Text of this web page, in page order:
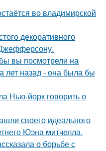
во владимирской
декоративного
вы посмотрели на
лет назад - она была бы
Нью-йорк говорить о
своего идеального
Юэна митчелла.
о борьбе с